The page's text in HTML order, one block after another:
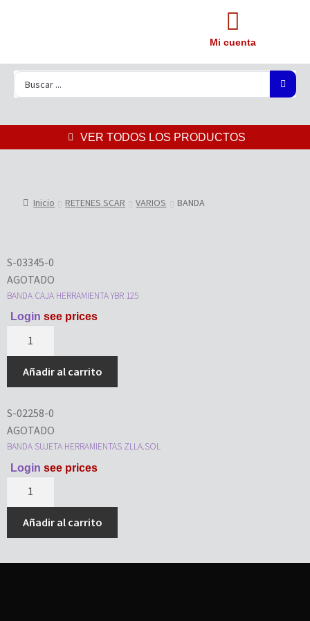
Mi cuenta
VER TODOS LOS PRODUCTOS
Inicio RETENES SCAR VARIOS BANDA
S-03345-0
AGOTADO
BANDA CAJA HERRAMIENTA YBR 125
Login see prices
Añadir al carrito
S-02258-0
AGOTADO
BANDA SUJETA HERRAMIENTAS ZLLA.SOL
Login see prices
Añadir al carrito